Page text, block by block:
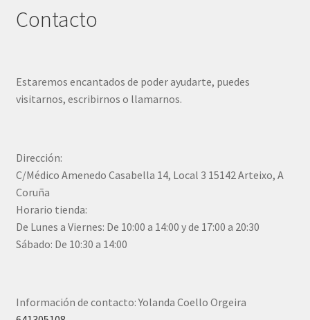
Contacto
Estaremos encantados de poder ayudarte, puedes
visitarnos, escribirnos o llamarnos.
Dirección:
C/Médico Amenedo Casabella 14, Local 3 15142 Arteixo, A
Coruña
Horario tienda:
De Lunes a Viernes: De 10:00 a 14:00 y de 17:00 a 20:30
Sábado: De 10:30 a 14:00
Información de contacto: Yolanda Coello Orgeira